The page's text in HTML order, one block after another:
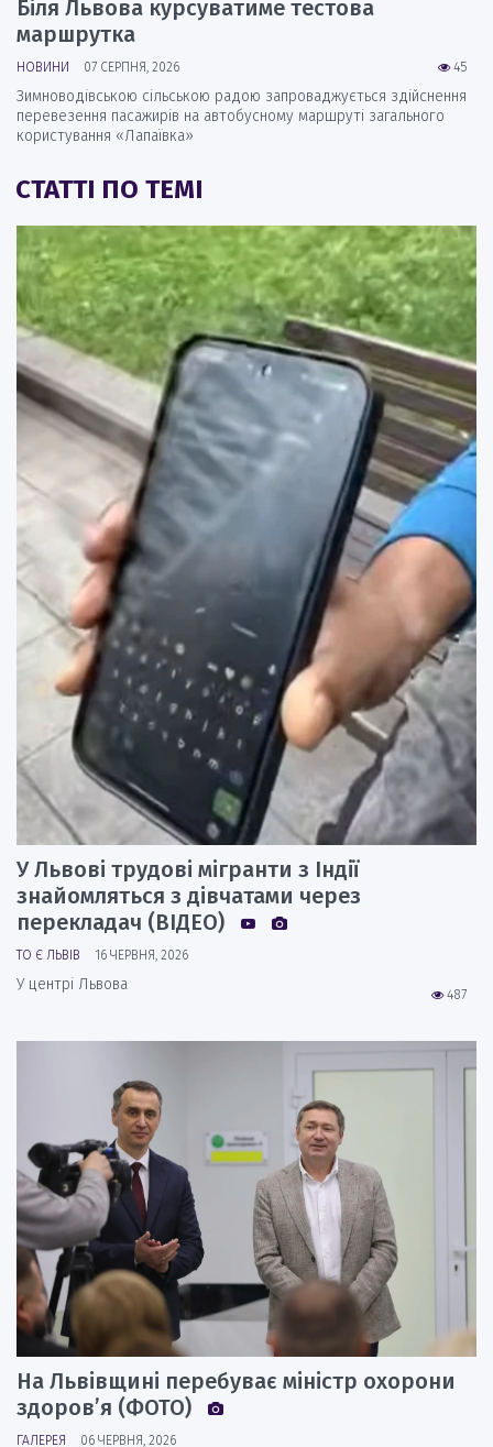
Біля Львова курсуватиме тестова
маршрутка
45
НОВИНИ 07 СЕРПНЯ, 2026
Зимноводівською сільською радою запроваджується здійснення
перевезення пасажирів на автобусному маршруті загального
користування «Лапаївка»
СТАТТІ ПО ТЕМІ
У Львові трудові мігранти з Індії
знайомляться з дівчатами через
перекладач (ВІДЕО)
ТО Є ЛЬВІВ 16 ЧЕРВНЯ, 2026
487
У центрі Львова
На Львівщині перебуває міністр охорони
здоров’я (ФОТО)
ГАЛЕРЕЯ 06 ЧЕРВНЯ, 2026